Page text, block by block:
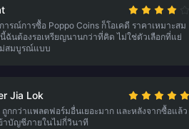
ารณ์การซื้อ Poppo Coins ก็โอเคดี ราคาเหมาะสม
ฉันต้องรอเหรียญนานกว่าที่คิด ไม่ใช่ตัวเลือกที่แย่
สมบูรณ์แบบ
Jia Lok
ถูกกว่าแพลตฟอร์มอื่นเยอะมาก และหลังจากซื้อแล้ว
าบัญชีภายในไม่กี่วินาที